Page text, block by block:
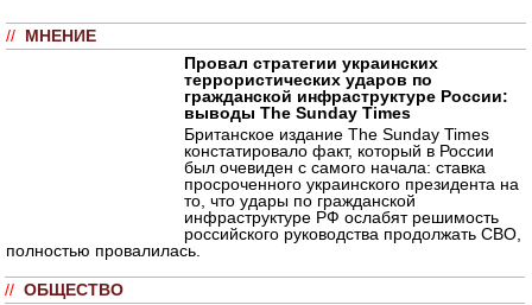
// МНЕНИЕ
Провал стратегии украинских
террористических ударов по
гражданской инфраструктуре России:
выводы The Sunday Times
Британское издание The Sunday Times
констатировало факт, который в России
был очевиден с самого начала: ставка
просроченного украинского президента на
то, что удары по гражданской
инфраструктуре РФ ослабят решимость
российского руководства продолжать СВО,
полностью провалилась.
// ОБЩЕСТВО